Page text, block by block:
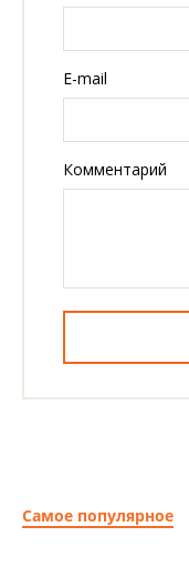
E-mail
Комментарий
Самое популярное